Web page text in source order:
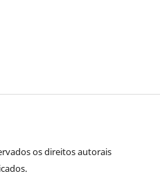
os direitos autorais